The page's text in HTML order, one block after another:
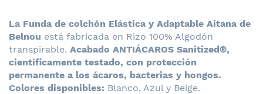
La Funda de colchón Elástica y Adaptable Aitana de
Belnou está fabricada en Rizo 100% Algodón
transpirable. Acabado ANTIÁCAROS Sanitized®,
científicamente testado, con protección
permanente a los ácaros, bacterias y hongos.
Colores disponibles: Blanco, Azul y Beige.